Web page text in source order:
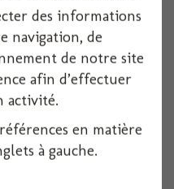
des informations
navigation, de
de notre site
afin d’effectuer
activité.
en matière
à gauche.